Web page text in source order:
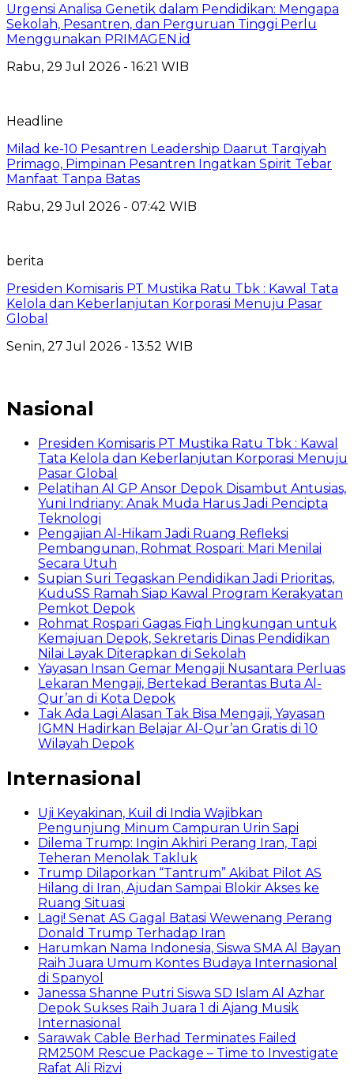
Urgensi Analisa Genetik dalam Pendidikan: Mengapa
Sekolah, Pesantren, dan Perguruan Tinggi Perlu
Menggunakan PRIMAGEN.id
Rabu, 29 Jul 2026 - 16:21 WIB
Headline
Milad ke-10 Pesantren Leadership Daarut Tarqiyah
Primago, Pimpinan Pesantren Ingatkan Spirit Tebar
Manfaat Tanpa Batas
Rabu, 29 Jul 2026 - 07:42 WIB
berita
Presiden Komisaris PT Mustika Ratu Tbk : Kawal Tata
Kelola dan Keberlanjutan Korporasi Menuju Pasar
Global
Senin, 27 Jul 2026 - 13:52 WIB
Nasional
Presiden Komisaris PT Mustika Ratu Tbk : Kawal
Tata Kelola dan Keberlanjutan Korporasi Menuju
Pasar Global
Pelatihan AI GP Ansor Depok Disambut Antusias,
Yuni Indriany: Anak Muda Harus Jadi Pencipta
Teknologi
Pengajian Al-Hikam Jadi Ruang Refleksi
Pembangunan, Rohmat Rospari: Mari Menilai
Secara Utuh
Supian Suri Tegaskan Pendidikan Jadi Prioritas,
KuduSS Ramah Siap Kawal Program Kerakyatan
Pemkot Depok
Rohmat Rospari Gagas Fiqh Lingkungan untuk
Kemajuan Depok, Sekretaris Dinas Pendidikan
Nilai Layak Diterapkan di Sekolah
Yayasan Insan Gemar Mengaji Nusantara Perluas
Lekaran Mengaji, Bertekad Berantas Buta Al-
Qur’an di Kota Depok
Tak Ada Lagi Alasan Tak Bisa Mengaji, Yayasan
IGMN Hadirkan Belajar Al-Qur’an Gratis di 10
Wilayah Depok
Internasional
Uji Keyakinan, Kuil di India Wajibkan
Pengunjung Minum Campuran Urin Sapi
Dilema Trump: Ingin Akhiri Perang Iran, Tapi
Teheran Menolak Takluk
Trump Dilaporkan “Tantrum” Akibat Pilot AS
Hilang di Iran, Ajudan Sampai Blokir Akses ke
Ruang Situasi
Lagi! Senat AS Gagal Batasi Wewenang Perang
Donald Trump Terhadap Iran
Harumkan Nama Indonesia, Siswa SMA Al Bayan
Raih Juara Umum Kontes Budaya Internasional
di Spanyol
Janessa Shanne Putri Siswa SD Islam Al Azhar
Depok Sukses Raih Juara 1 di Ajang Musik
Internasional
Sarawak Cable Berhad Terminates Failed
RM250M Rescue Package – Time to Investigate
Rafat Ali Rizvi